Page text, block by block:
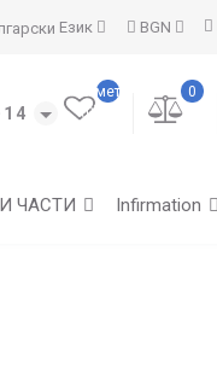
BGN
Език
0
отметки
(0)
ЧАСТИ Infirmation